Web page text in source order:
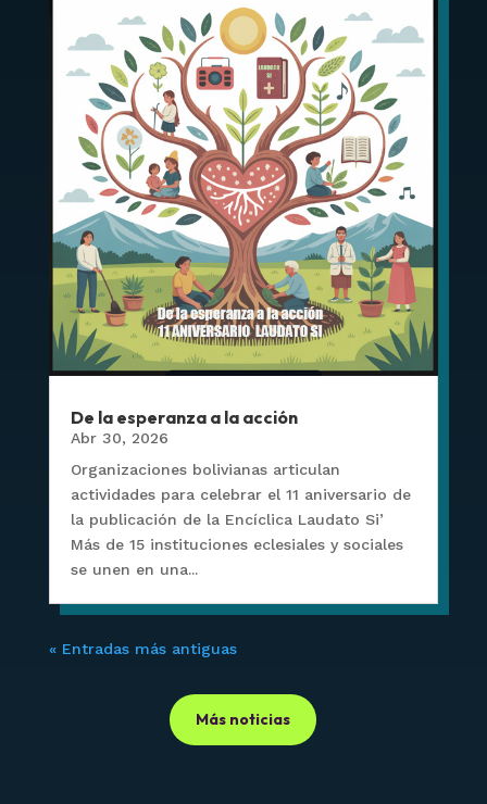
De la esperanza a la acción
Abr 30, 2026
Organizaciones bolivianas articulan
actividades para celebrar el 11 aniversario de
la publicación de la Encíclica Laudato Si’
Más de 15 instituciones eclesiales y sociales
se unen en una...
« Entradas más antiguas
Más noticias